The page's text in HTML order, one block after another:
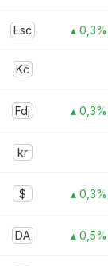
Esc ▴ 0,3%
Kč
Fdj ▴ 0,3%
kr
$ ▴ 0,3%
DA ▴ 0,5%